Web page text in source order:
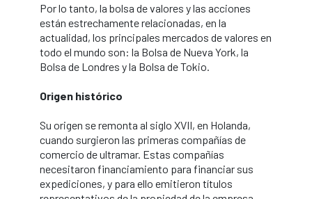
Por lo tanto, la bolsa de valores y las acciones
están estrechamente relacionadas, en la
actualidad, los principales mercados de valores en
todo el mundo son: la Bolsa de Nueva York, la
Bolsa de Londres y la Bolsa de Tokio.
Origen histórico
Su origen se remonta al siglo XVII, en Holanda,
cuando surgieron las primeras compañías de
comercio de ultramar. Estas compañías
necesitaron financiamiento para financiar sus
expediciones, y para ello emitieron títulos